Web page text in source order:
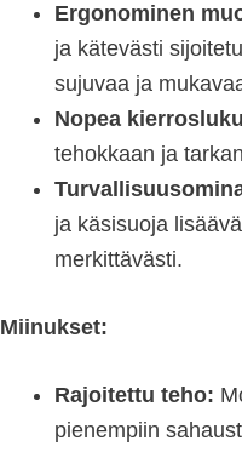
Ergonominen
ja kätevästi
sujuvaa ja
Nopea
tehokkaan ja
ja käsisuoja
merkittävästi.
Miinukset:
Rajoitettu teho:
pienempiin